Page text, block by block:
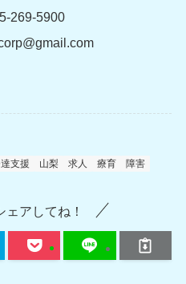
269-5900
支援 山梨 求人 療育 障害
ェアしてね！